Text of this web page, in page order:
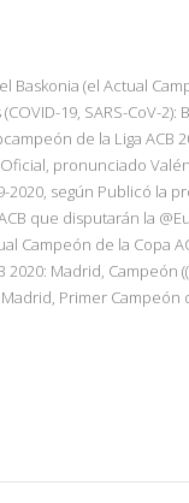
Baskonia (el Actual
19, SARS-CoV-2):
de la Liga ACB
pronunciado
según Publicó la
que disputarán la
Campeón de la Copa
2020: Madrid, Campeón
Madrid, Primer